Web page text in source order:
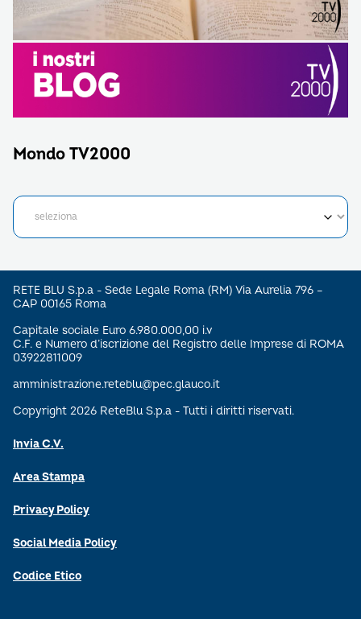
Mondo TV2000
RETE BLU S.p.a - Sede Legale Roma (RM) Via Aurelia 796 –
CAP 00165 Roma
Capitale sociale Euro 6.980.000,00 i.v
C.F. e Numero d’iscrizione del Registro delle Imprese di ROMA
03922811009
amministrazione.reteblu@pec.glauco.it
Copyright 2026 ReteBlu S.p.a - Tutti i diritti riservati.
Invia C.V.
Area Stampa
Privacy Policy
Social Media Policy
Codice Etico